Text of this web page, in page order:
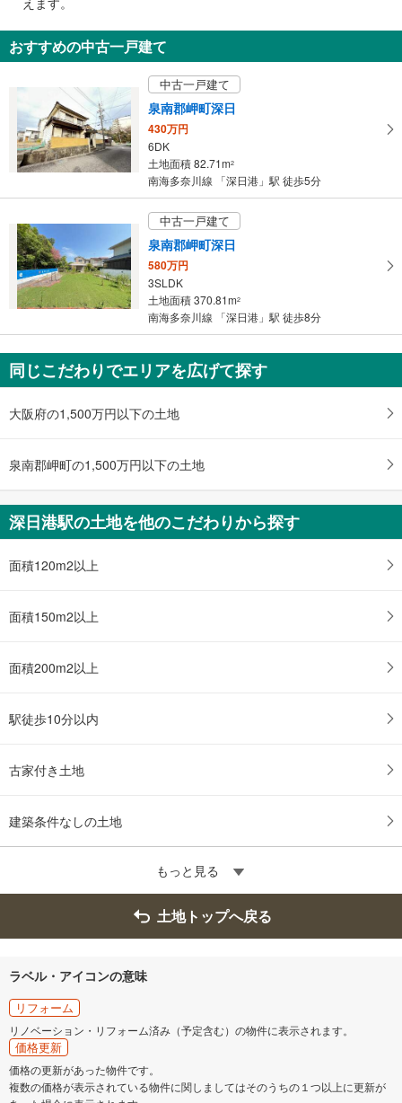
知
を
け
取
る
・
条
マ
イ
ペ
ー
ジ
保
存
す
る
おすすめの中古一戸建て
中古一戸建て
泉南郡岬町深日
430万円
6DK
土地面積 82.71m2
南海多奈川線 「深日港」駅 徒歩5分
中古一戸建て
泉南郡岬町深日
580万円
3SLDK
土地面積 370.81m2
南海多奈川線 「深日港」駅 徒歩8分
同じこだわりでエリアを広げて探す
大阪府の1,500万円以下の土地
泉南郡岬町の1,500万円以下の土地
深日港駅の土地を他のこだわりから探す
面積120m2以上
面積150m2以上
面積200m2以上
駅徒歩10分以内
古家付き土地
建築条件なしの土地
もっと見る
土地トップへ戻る
ラベル・アイコンの意味
リフォーム
リノベーション・リフォーム済み（予定含む）の物件に表示されます。
価格更新
価格の更新があった物件です。
複数の価格が表示されている物件に関しましてはそのうちの１つ以上に更新が